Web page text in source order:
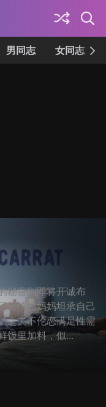
男同志 女同志
秘密则即将开诚布
知情的妈妈坦承自己
之夫不伦恋满足性需
饭里加料，似...